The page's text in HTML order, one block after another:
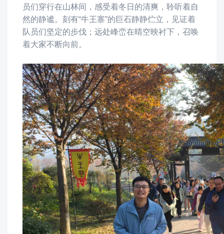
员们穿行在山林间，感受着冬日的清爽， 聆听着自
然的静谧。刻有“牛王寨”的巨石静静伫立，见证着
队员们坚定的步伐； 远处峰峦在晴空映衬下，召唤
着大家不断向前。